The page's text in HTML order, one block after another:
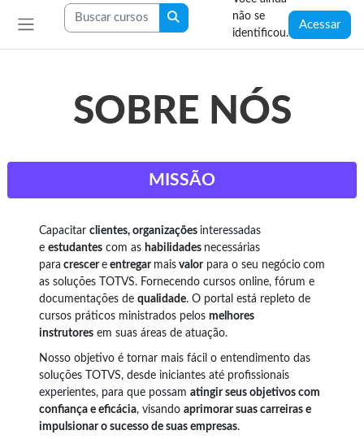
Ir para o conteúdo principal
Blocos
Buscar cursos Buscar cursos
não se
identificou.
Acessar
SOBRE NÓS
MISSÃO
Capacitar clientes, organizações interessadas
e estudantes com as habilidades necessárias
para crescere entregar mais valorpara o seu negócio com
as soluções TOTVS. Fornecendo cursos online, fórum e
documentações de qualidade. O portal está repleto de
cursos práticos ministrados pelos melhores
instrutores em suas áreas de atuação.
Nosso objetivo é tornar mais fácil o entendimento das
soluções TOTVS, desde iniciantes até profissionais
experientes, para que possam atingir seus objetivos com
confiança e eficácia, visando aprimorar suas carreiras e
impulsionar o sucesso de suas empresas.